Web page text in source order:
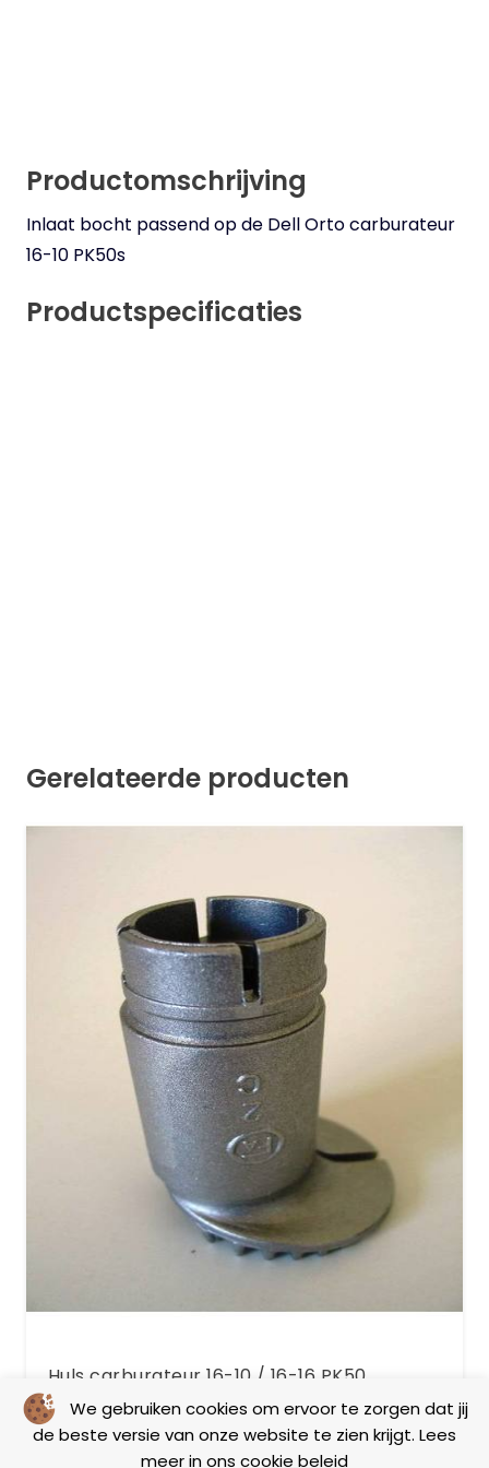
We gebruiken cookies om ervoor te zorgen dat jij
de beste versie van onze website te zien krijgt. Lees
meer in ons cookie beleid
Productomschrijving
Inlaat bocht passend op de Dell Orto carburateur
16-10 PK50s
Productspecificaties
Gerelateerde producten
Huls carburateur 16-10 / 16-16 PK50
Vintage